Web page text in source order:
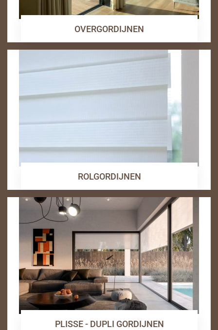
OVERGORDIJNEN
ROLGORDIJNEN
PLISSE - DUPLI GORDIJNEN